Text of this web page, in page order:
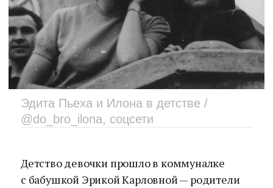
Эдита Пьеха и Илона в детстве /
@do_bro_ilona, соцсети
Детство девочки прошло в коммуналке
с бабушкой Эрикой Карловной — родители